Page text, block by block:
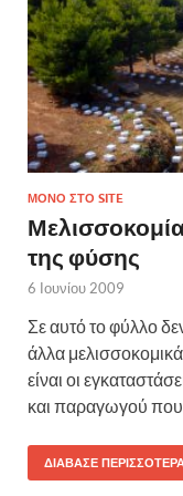
ΜΌΝΟ ΣΤΟ SITE
της φύσης
6 Ιουνίου 2009
Σε αυτό το φύλλο
άλλα
είναι οι
και παραγωγού που
ΔΙΆΒΑΣΕ